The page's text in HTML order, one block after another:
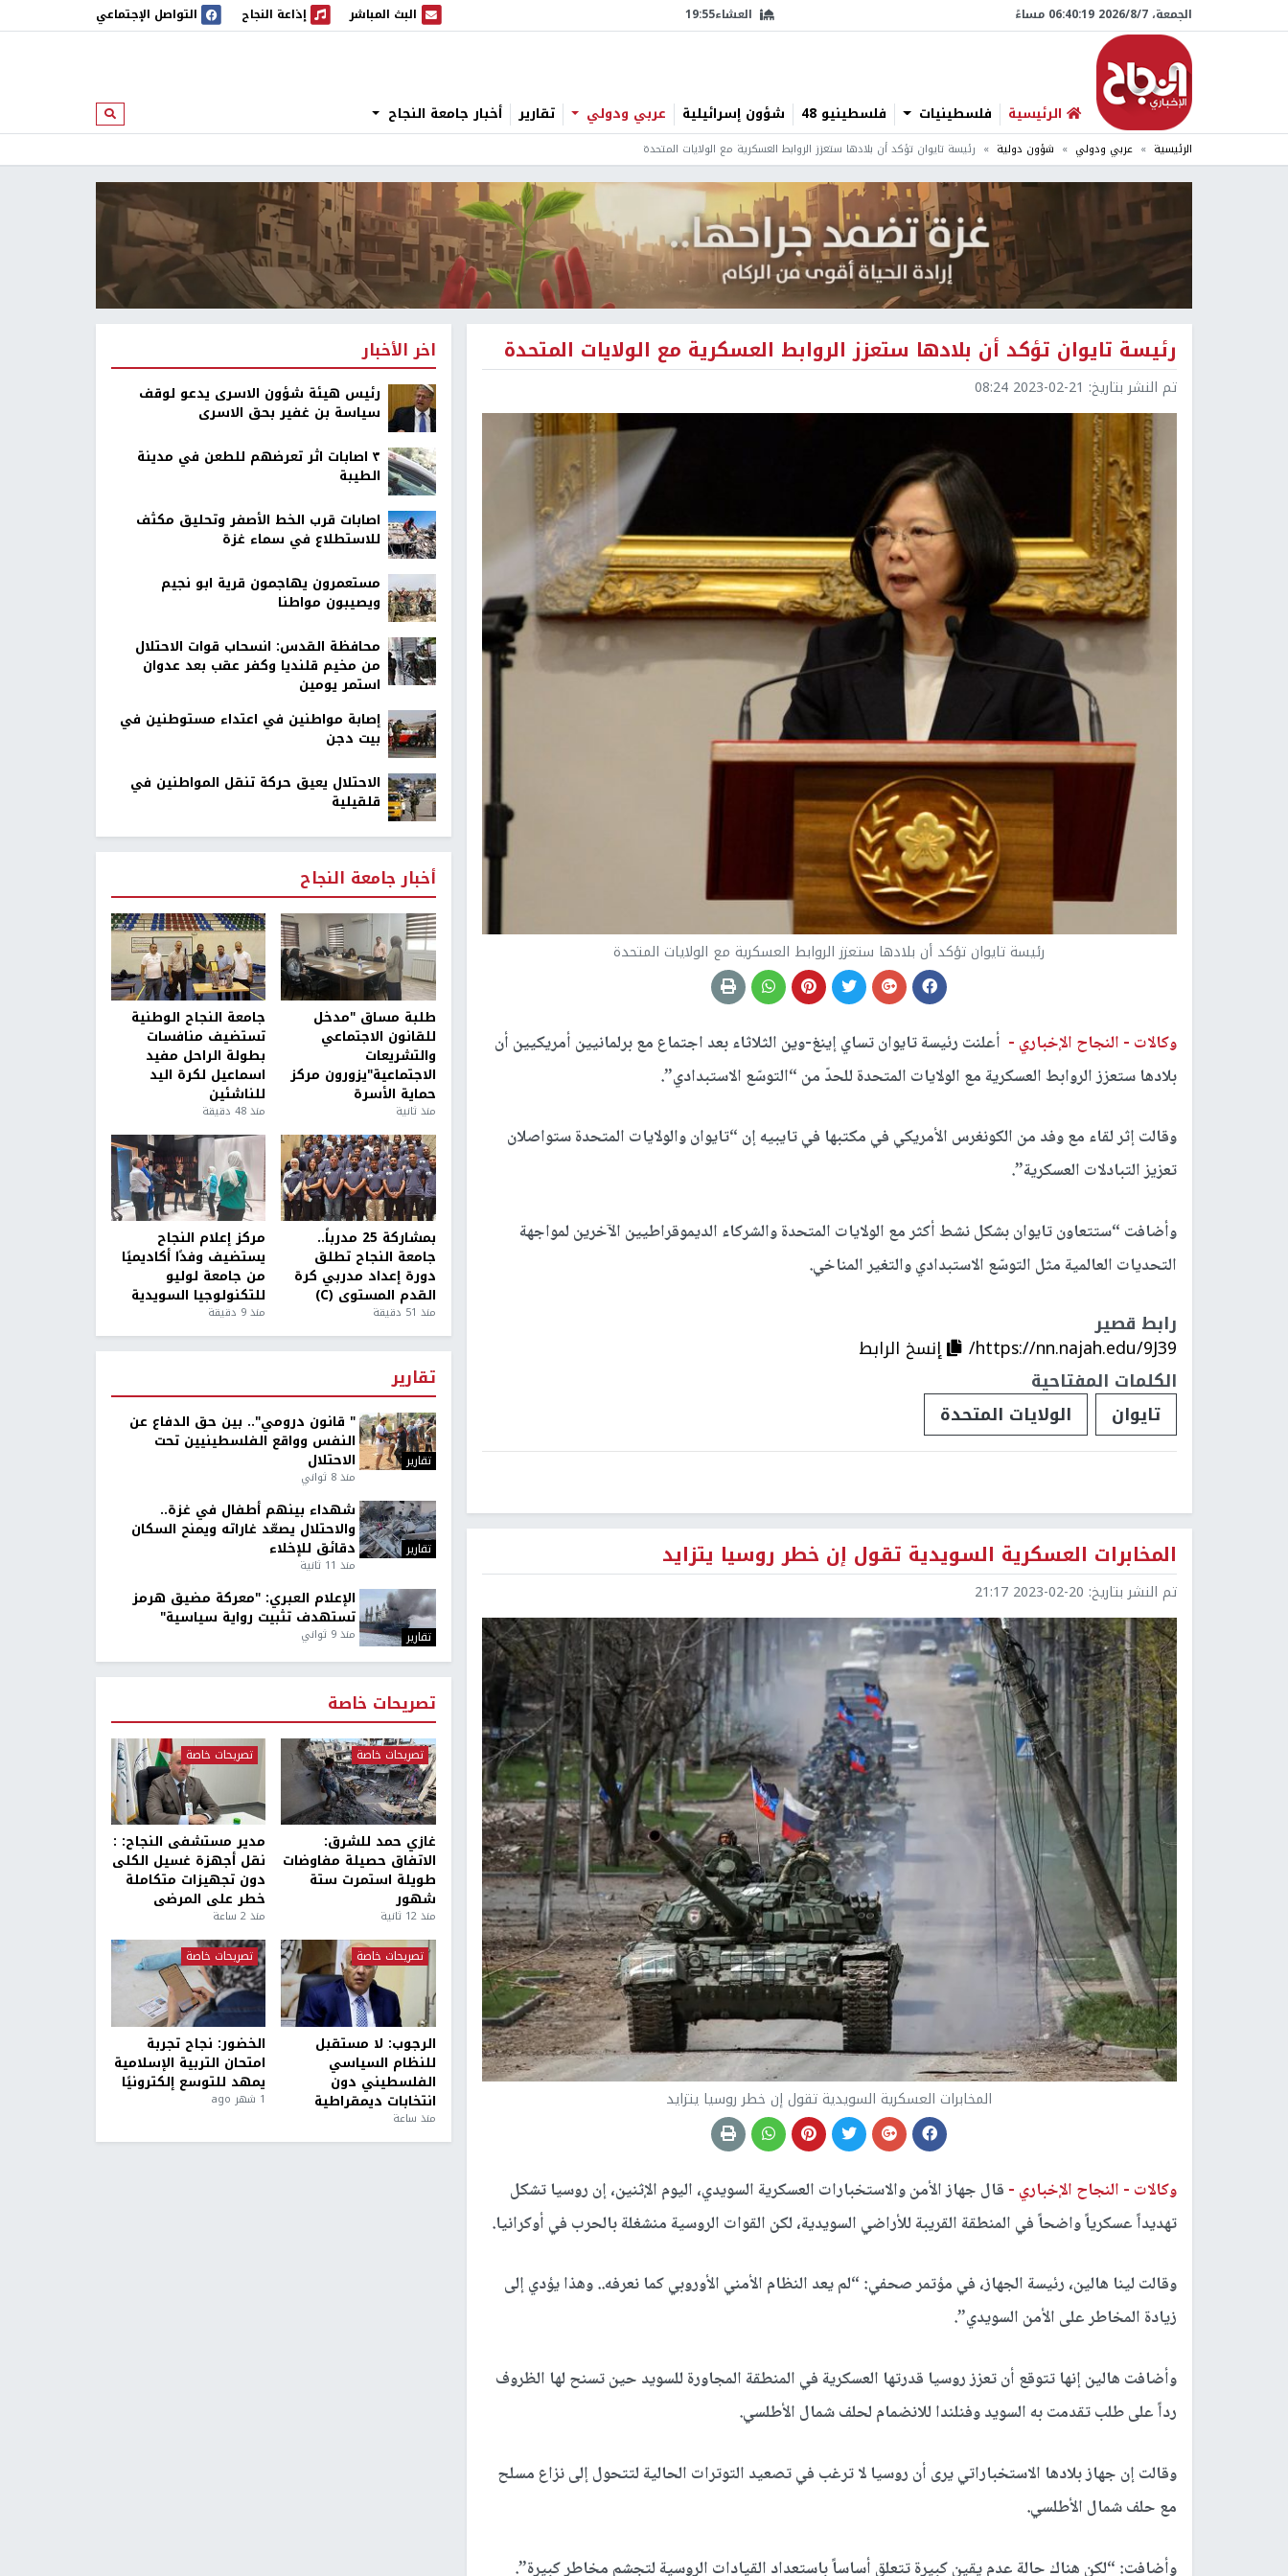
الجمعة، 7/‏8/‏2026 06:40:20 مساءً العشاء19:55 البث المباشر
البث المباشر إذاعة النجاح
إذاعة النجاح التواصل الإجتماعي
الرئيسية فلسطينيات فلسطينيو 48 شؤون إسرائيلية عربي ودولي تقارير أخبار جامعة النجاح ابحث
الرئيسية عربي ودولي شؤون دولية رئيسة تايوان تؤكد أن بلادها ستعزز الروابط العسكرية مع الولايات المتحدة
رئيسة تايوان تؤكد أن بلادها ستعزز الروابط العسكرية مع الولايات المتحدة
تم النشر بتاريخ: 2023-02-21 08:24
رئيسة تايوان تؤكد أن بلادها ستعزز الروابط العسكرية مع الولايات المتحدة
وكالات - النجاح الإخباري - أعلنت رئيسة تايوان تساي إينغ-وين الثلاثاء بعد اجتماع مع برلمانيين أمريكيين أن
بلادها ستعزز الروابط العسكرية مع الولايات المتحدة للحدّ من “التوسّع الاستبدادي”.
وقالت إثر لقاء مع وفد من الكونغرس الأمريكي في مكتبها في تايبيه إن “تايوان والولايات المتحدة ستواصلان
تعزيز التبادلات العسكرية”.
وأضافت “ستتعاون تايوان بشكل نشط أكثر مع الولايات المتحدة والشركاء الديموقراطيين الآخرين لمواجهة
التحديات العالمية مثل التوسّع الاستبدادي والتغير المناخي.
رابط قصير
https://nn.najah.edu/9J39/
إنسخ الرابط
الكلمات المفتاحية
تايوان
الولايات المتحدة
المخابرات العسكرية السويدية تقول إن خطر روسيا يتزايد
تم النشر بتاريخ: 2023-02-20 21:17
المخابرات العسكرية السويدية تقول إن خطر روسيا يتزايد
وكالات - النجاح الإخباري - قال جهاز الأمن والاستخبارات العسكرية السويدي، اليوم الإثنين، إن روسيا تشكل
تهديداً عسكرياً واضحاً في المنطقة القريبة للأراضي السويدية، لكن القوات الروسية منشغلة بالحرب في أوكرانيا.
وقالت لينا هالين، رئيسة الجهاز، في مؤتمر صحفي: “لم يعد النظام الأمني الأوروبي كما نعرفه.. وهذا يؤدي إلى
زيادة المخاطر على الأمن السويدي”.
وأضافت هالين إنها تتوقع أن تعزز روسيا قدرتها العسكرية في المنطقة المجاورة للسويد حين تسنح لها الظروف
رداً على طلب تقدمت به السويد وفنلندا للانضمام لحلف شمال الأطلسي.
وقالت إن جهاز بلادها الاستخباراتي يرى أن روسيا لا ترغب في تصعيد التوترات الحالية لتتحول إلى نزاع مسلح
مع حلف شمال الأطلسي.
وأضافت: “لكن هناك حالة عدم يقين كبيرة تتعلق أساساً باستعداد القيادات الروسية لتجشم مخاطر كبيرة”.
اخر الأخبار
رئيس هيئة شؤون الاسرى يدعو لوقف
سياسة بن غفير بحق الاسرى
٣ اصابات اثر تعرضهم للطعن في مدينة
الطيبة
اصابات قرب الخط الأصفر وتحليق مكثف
للاستطلاع في سماء غزة
مستعمرون يهاجمون قرية ابو نجيم
ويصيبون مواطنا
محافظة القدس: انسحاب قوات الاحتلال
من مخيم قلنديا وكفر عقب بعد عدوان
استمر يومين
إصابة مواطنين في اعتداء مستوطنين في
بيت دجن
الاحتلال يعيق حركة تنقل المواطنين في
قلقيلية
أخبار جامعة النجاح
طلبة مساق "مدخل
للقانون الاجتماعي
والتشريعات
الاجتماعية"يزورون مركز
حماية الأسرة
منذ ثانية
جامعة النجاح الوطنية
تستضيف منافسات
بطولة الراحل مفيد
اسماعيل لكرة اليد
للناشئين
منذ 48 دقيقة
بمشاركة 25 مدرباً..
جامعة النجاح تطلق
دورة إعداد مدربي كرة
القدم المستوى (C)
منذ 51 دقيقة
مركز إعلام النجاح
يستضيف وفدًا أكاديميًا
من جامعة لوليو
للتكنولوجيا السويدية
منذ 9 دقيقة
تقارير
تقارير
" قانون درومي".. بين حق الدفاع عن
النفس وواقع الفلسطينيين تحت
الاحتلال
منذ 8 ثواني
تقارير
شهداء بينهم أطفال في غزة..
والاحتلال يصعّد غاراته ويمنح السكان
دقائق للإخلاء
منذ 11 ثانية
تقارير
الإعلام العبري: "معركة مضيق هرمز
تستهدف تثبيت رواية سياسية"
منذ 9 ثواني
تصريحات خاصة
تصريحات خاصة
غازي حمد للشرق:
الاتفاق حصيلة مفاوضات
طويلة استمرت ستة
شهور
منذ 12 ثانية
تصريحات خاصة
مدير مستشفى النجاح: :
نقل أجهزة غسيل الكلى
دون تجهيزات متكاملة
خطر على المرضى
منذ 2 ساعة
تصريحات خاصة
الرجوب: لا مستقبل
للنظام السياسي
الفلسطيني دون
انتخابات ديمقراطية
منذ ساعة
تصريحات خاصة
الخضور: نجاح تجربة
امتحان التربية الإسلامية
يمهد للتوسع إلكترونيًا
1 شهر ago